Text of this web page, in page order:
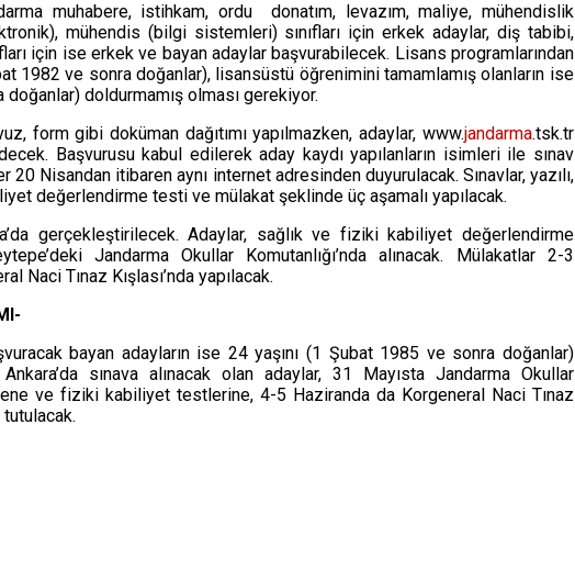
muhabere, istihkam, ordu donatım, levazım, maliye, mühendislik
mühendis (bilgi sistemleri) sınıfları için erkek adaylar, diş tabibi,
için ise erkek ve bayan adaylar başvurabilecek. Lisans programlarından
1982 ve sonra doğanlar), lisansüstü öğrenimini tamamlamış olanların ise
doğanlar) doldurmamış olması gerekiyor.
form gibi doküman dağıtımı yapılmazken, adaylar, www.jandarma.tsk.tr
Başvurusu kabul edilerek aday kaydı yapılanların isimleri ile sınav
Nisandan itibaren aynı internet adresinden duyurulacak. Sınavlar, yazılı,
değerlendirme testi ve mülakat şeklinde üç aşamalı yapılacak.
gerçekleştirilecek. Adaylar, sağlık ve fiziki kabiliyet değerlendirme
Jandarma Okullar Komutanlığı’nda alınacak. Mülakatlar 2-3
Naci Tınaz Kışlası’nda yapılacak.
bayan adayların ise 24 yaşını (1 Şubat 1985 ve sonra doğanlar)
sınava alınacak olan adaylar, 31 Mayısta Jandarma Okullar
ve fiziki kabiliyet testlerine, 4-5 Haziranda da Korgeneral Naci Tınaz
tutulacak.